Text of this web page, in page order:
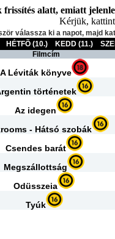
alatt, emiatt
Kérjük,
válassza ki a napot, majd
HÉTFÕ (10.) KEDD (11.)
Filmcím
A Léviták könyve
történetek
Az idegen
- Hátsó szobák
Csendes barát
Megszállottság
Odüsszeia
Tyúk